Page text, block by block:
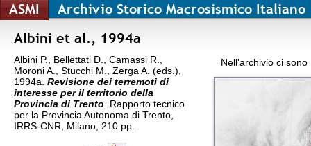
ASMI
Archivio Storico Macrosismico Italiano
Albini et al., 1994a
Albini P., Bellettati D., Camassi R.,
Moroni A., Stucchi M., Zerga A. (eds.),
1994a. Revisione dei terremoti di
interesse per il territorio della
Provincia di Trento . Rapporto tecnico
per la Provincia Autonoma di Trento,
IRRS-CNR, Milano, 210 pp.
Nell'archivio ci sono